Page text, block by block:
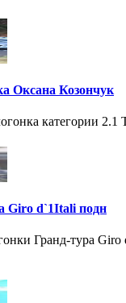
Оксана Козончук
категории
Giro d`1Itali подн
Гранд-тура